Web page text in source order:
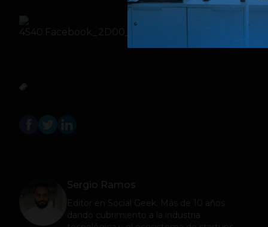
Sergio Ramos
Editor en Social Geek
. Más de 10 años
dando cubrimiento a la industria